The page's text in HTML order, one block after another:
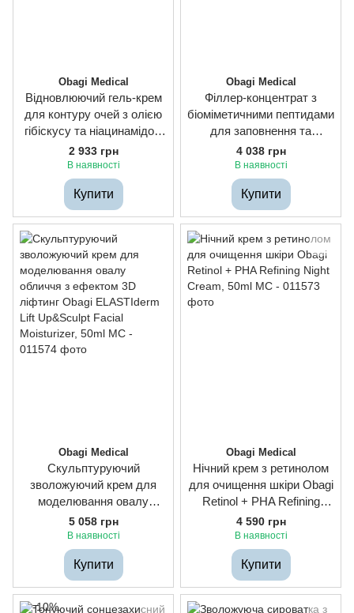
Obagi Medical
Відновлюючий гель-крем
для контуру очей з олією
гібіскусу та ніацинамідом
Obagi Daily Hydro-Drops
Rejuvenating Eye Gel
Cream, 15ml
2 933 грн
В наявності
Купити
Obagi Medical
Філлер-концентрат з
біоміметичними пептидами
для заповнення та
розгладження зморшок
Obagi ELASTIderm
Advanced Filler
Concentrate, 20ml
4 038 грн
В наявності
Купити
Obagi Medical
Скульптуруючий
зволожуючий крем для
моделювання овалу
обличчя з ефектом 3D
ліфтинг Obagi ELASTIderm
Lift Up&Sculpt Facial
Moisturizer, 50ml
5 058 грн
В наявності
Купити
Obagi Medical
Нічний крем з ретинолом
для очищення шкіри Obagi
Retinol + PHA Refining
Night Cream, 50ml
4 590 грн
В наявності
Купити